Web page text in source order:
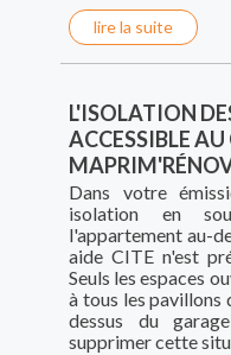
lire la suite
L'ISOLATION
ACCESSIBLE
Dans votre
isolation en
l'appartement au-
aide CITE n'est
Seuls les espaces
à tous les pavillons
dessus du
supprimer cette